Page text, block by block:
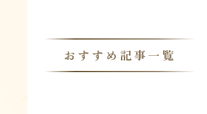
おすすめ記事一覧